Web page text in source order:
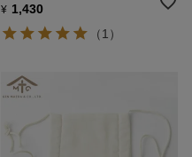
¥ 1,430
（1）